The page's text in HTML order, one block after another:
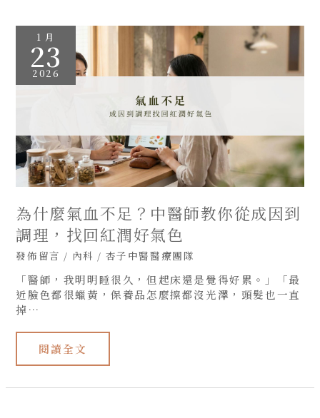
1 月
23
2026
為什麼氣血不足？中醫師教你從成因到
調理，找回紅潤好氣色
發佈留言 / 內科 / 杏子中醫醫療團隊
「醫師，我明明睡很久，但起床還是覺得好累。」「最
近臉色都很蠟黃，保養品怎麼擦都沒光澤，頭髮也一直
掉…
為
什
麼
氣
血
不
足？
你
從
成
因
到
調
找
回
紅
潤
好
氣
閱讀全文